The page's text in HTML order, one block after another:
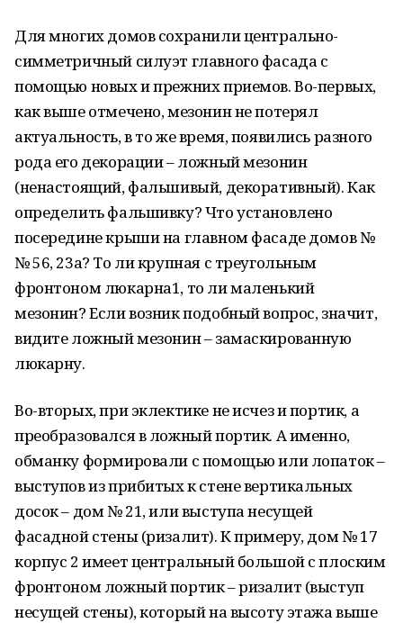
Для многих домов сохранили центрально-
симметричный силуэт главного фасада с
помощью новых и прежних приемов. Во-первых,
как выше отмечено, мезонин не потерял
актуальность, в то же время, появились разного
рода его декорации – ложный мезонин
(ненастоящий, фальшивый, декоративный). Как
определить фальшивку? Что установлено
посередине крыши на главном фасаде домов №
№ 56, 23а? То ли крупная с треугольным
фронтоном люкарна1, то ли маленький
мезонин? Если возник подобный вопрос, значит,
видите ложный мезонин – замаскированную
люкарну.
Во-вторых, при эклектике не исчез и портик, а
преобразовался в ложный портик. А именно,
обманку формировали с помощью или лопаток –
выступов из прибитых к стене вертикальных
досок – дом № 21, или выступа несущей
фасадной стены (ризалит). К примеру, дом № 17
корпус 2 имеет центральный большой с плоским
фронтоном ложный портик – ризалит (выступ
несущей стены), который на высоту этажа выше